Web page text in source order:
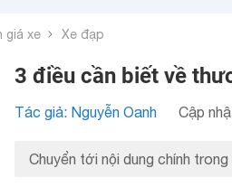
giá xe Xe đạp
3 điều cần biết về
Tác giả: Nguyễn Oanh Cập
Chuyển tới nội dung chính trong